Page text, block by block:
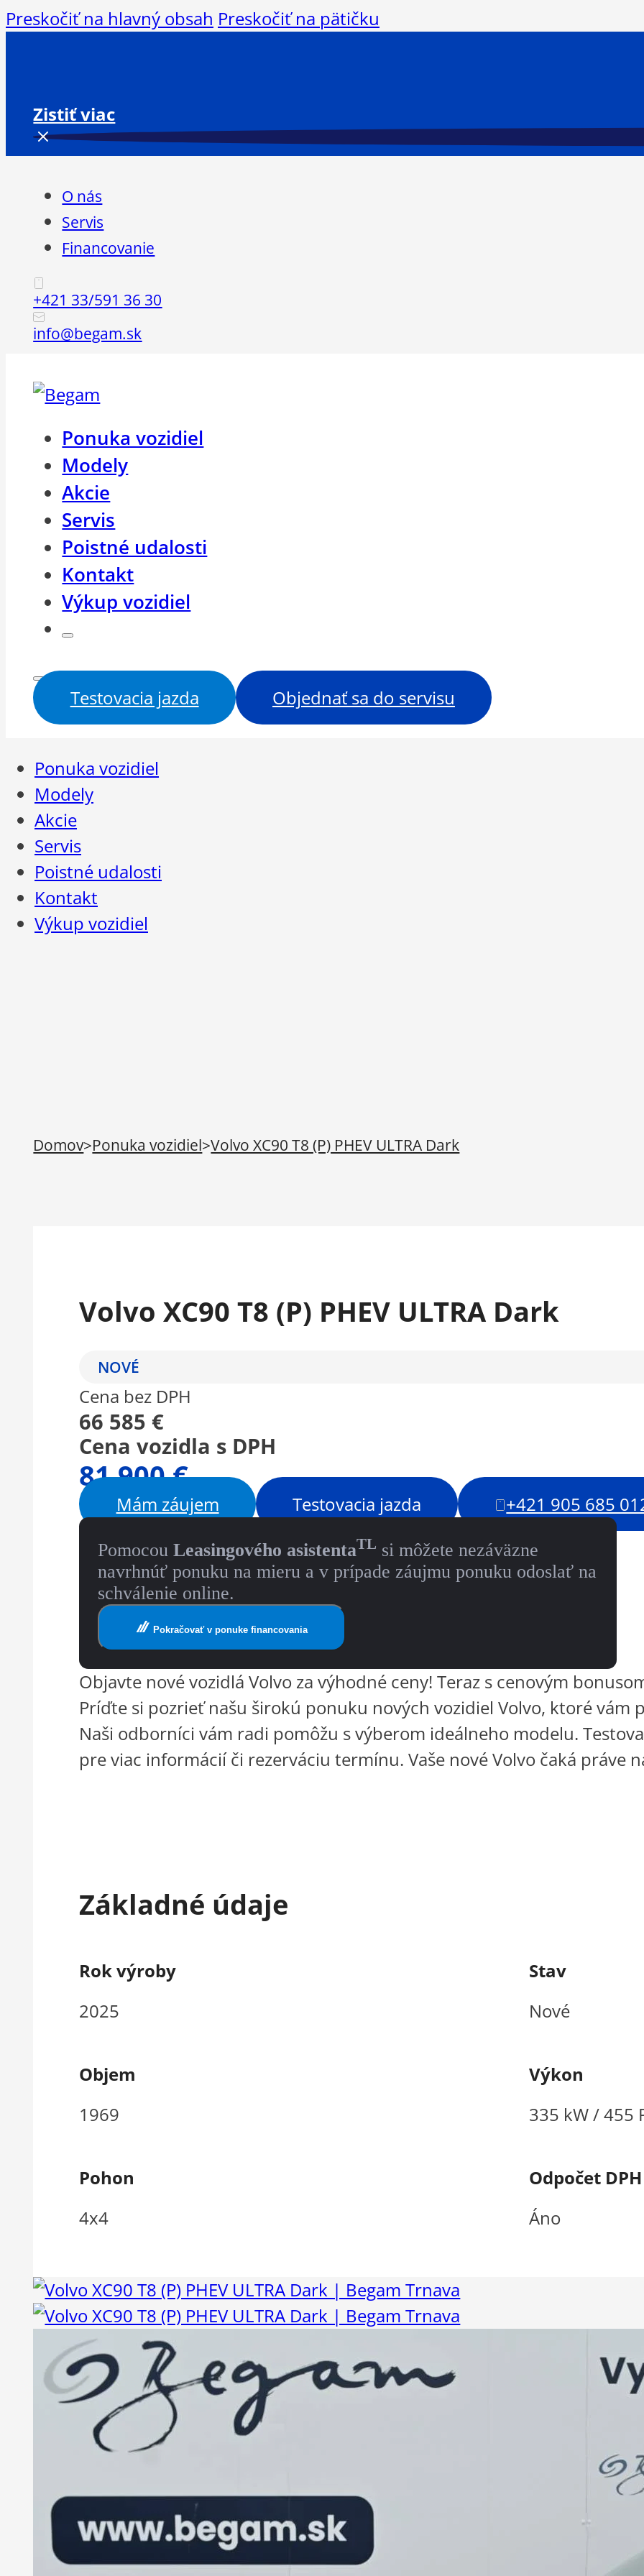
Preskočiť na hlavný obsah Preskočiť na pätičku
Zistiť viac
O nás
Servis
Financovanie
+421 33/591 36 30
info@begam.sk
Ponuka vozidiel
Modely
Akcie
Servis
Poistné udalosti
Kontakt
Výkup vozidiel
Testovacia jazda Objednať sa do servisu
Ponuka vozidiel
Modely
Akcie
Servis
Poistné udalosti
Kontakt
Výkup vozidiel
Domov>Ponuka vozidiel>Volvo XC90 T8 (P) PHEV ULTRA Dark
Volvo XC90 T8 (P) PHEV ULTRA Dark
NOVÉ
Cena bez DPH
66 585 €
Cena vozidla s DPH
81 900 €
Mám záujem Testovacia jazda +421 905 685
Pomocou Leasingového asistentaTL si môžete nezáväzne
navrhnúť ponuku na mieru a v prípade záujmu ponuku odoslať na
schválenie online.
Pokračovať v ponuke financovania
Objavte nové vozidlá Volvo za výhodné ceny! Teraz s cenovým
Príďte si pozrieť našu širokú ponuku nových vozidiel Volvo, ktoré vám
Naši odborníci vám radi pomôžu s výberom ideálneho modelu.
pre viac informácií či rezerváciu termínu. Vaše nové Volvo čaká práve
Základné údaje
Rok výroby
2025
Stav
Nové
Objem
1969
Výkon
335 kW / 455
Pohon
4x4
Odpočet DPH
Áno